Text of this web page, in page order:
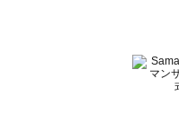
BETTY'S
Wpc.（ワ